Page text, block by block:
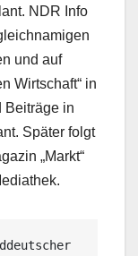
NDR Info
und auf
Wirtschaft“ in
Beiträge in
Später folgt
„Markt“